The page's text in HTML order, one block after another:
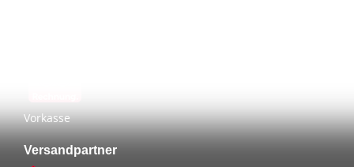
Vorkasse
Versandpartner